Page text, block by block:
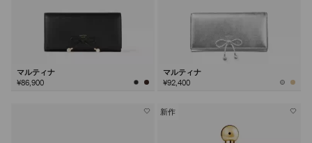
マルティナ
¥86,900
マルティナ
¥92,400
新作